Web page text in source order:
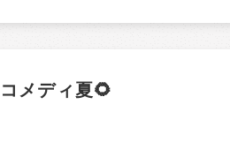
メディ夏🌻